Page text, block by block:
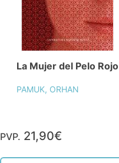
La Mujer del Pelo Rojo
PAMUK, ORHAN
PVP. 21,90€